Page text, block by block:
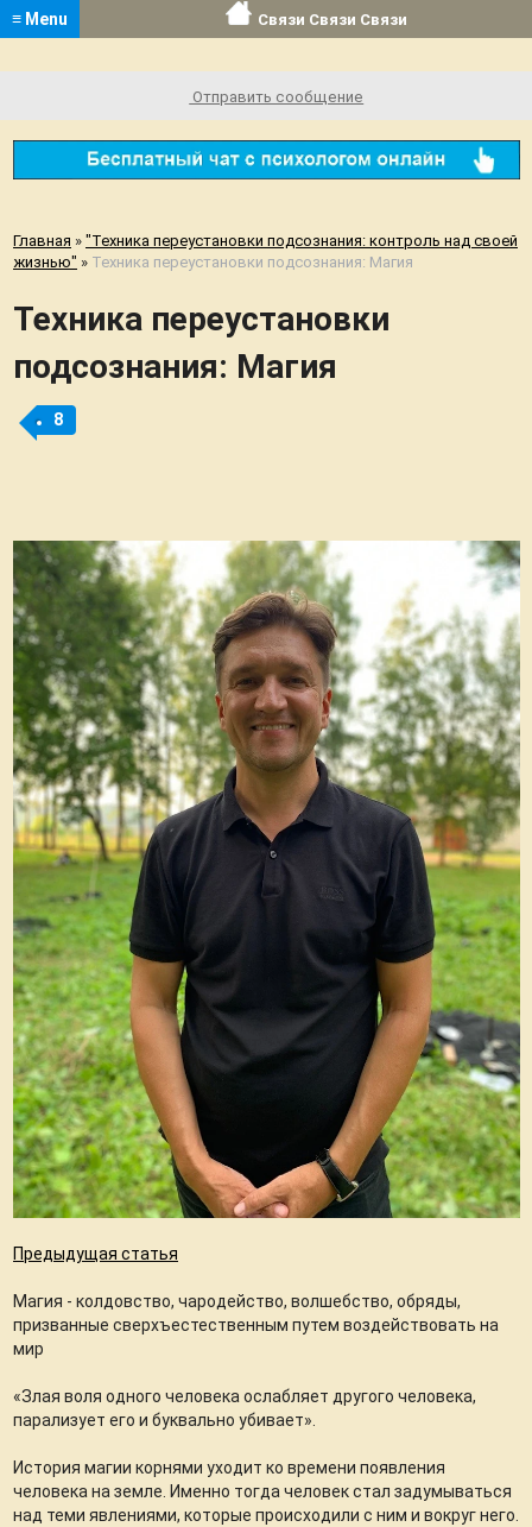
≡ Menu Связи Связи Связи
Отправить сообщение
Главная » "Техника переустановки подсознания: контроль над своей
жизнью" » Техника переустановки подсознания: Магия
Техника переустановки
подсознания: Магия
8
Предыдущая статья
Магия - колдовство, чародейство, волшебство, обряды,
призванные сверхъестественным путем воздействовать на
мир
«Злая воля одного человека ослабляет другого человека,
парализует его и буквально убивает».
История магии корнями уходит ко времени появления
человека на земле. Именно тогда человек стал задумываться
над теми явлениями, которые происходили с ним и вокруг него.